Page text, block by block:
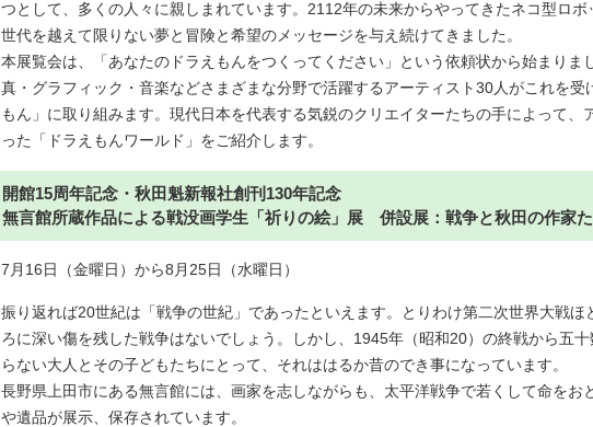
つとして、多くの人々に親しまれています。2112年の未来からやってきたネコ型ロボ
世代を越えて限りない夢と冒険と希望のメッセージを与え続けてきました。
本展覧会は、「あなたのドラえもんをつくってください」という依頼状から始まりま
真・グラフィック・音楽などさまざまな分野で活躍するアーティスト30人がこれを受
もん」に取り組みます。現代日本を代表する気鋭のクリエイターたちの手によって、
った「ドラえもんワールド」をご紹介します。
開館15周年記念・秋田魁新報社創刊130年記念
無言館所蔵作品による戦没画学生「祈りの絵」展 併設展：戦争と秋田の作家
7月16日（金曜日）から8月25日（水曜日）
振り返れば20世紀は「戦争の世紀」であったといえます。とりわけ第二次世界大戦ほ
ろに深い傷を残した戦争はないでしょう。しかし、1945年（昭和20）の終戦から五
らない大人とその子どもたちにとって、それははるか昔のでき事になっています。
長野県上田市にある無言館には、画家を志しながらも、太平洋戦争で若くして命をお
や遺品が展示、保存されています。